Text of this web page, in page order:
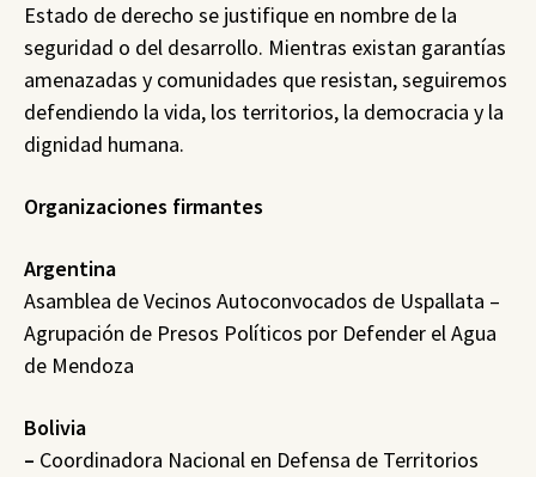
Estado de derecho se justifique en nombre de la
seguridad o del desarrollo. Mientras existan garantías
amenazadas y comunidades que resistan, seguiremos
defendiendo la vida, los territorios, la democracia y la
dignidad humana.
Organizaciones firmantes
Argentina
Asamblea de Vecinos Autoconvocados de Uspallata –
Agrupación de Presos Políticos por Defender el Agua
de Mendoza
Bolivia
– Coordinadora Nacional en Defensa de Territorios